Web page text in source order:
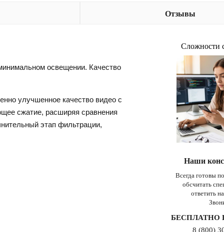
Отзывы
освещении. Качество
улучшенное качество видео с
сжатие, расширяя сравнения
этап фильтрации,
Сложности
Наши
Всегда готовы
обсчитать
ответить
БЕСПЛАТНО
8 (800)